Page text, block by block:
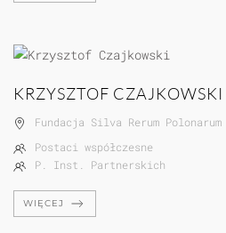
KRZYSZTOF CZAJKOWSKI
Fundacja Silva Rerum Polonarum
Postaci współczesne
P. Inst. Partnerskich
WIĘCEJ